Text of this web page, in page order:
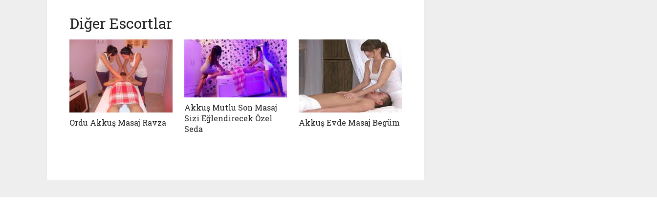
Diğer Escortlar
Ordu Akkuş Masaj Ravza
Akkuş Mutlu Son Masaj
Sizi Eğlendirecek Özel
Seda
Akkuş Evde Masaj Begüm